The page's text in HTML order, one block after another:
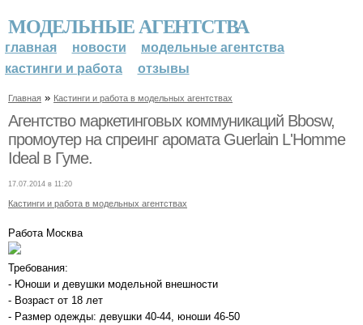
МОДЕЛЬНЫЕ АГЕНТСТВА
главная новости
модельные агентства
кастинги и работа
отзывы
Главная » Кастинги и работа в модельных агентствах
Агентство маркетинговых коммуникаций Bbosw,
промоутер на спреинг аромата Guerlain L'Homme
Ideal в Гуме.
17.07.2014 в 11:20
Кастинги и работа в модельных агентствах
Работа Москва
Требования:
- Юноши и девушки модельной внешности
- Возраст от 18 лет
- Размер одежды: девушки 40-44, юноши 46-50